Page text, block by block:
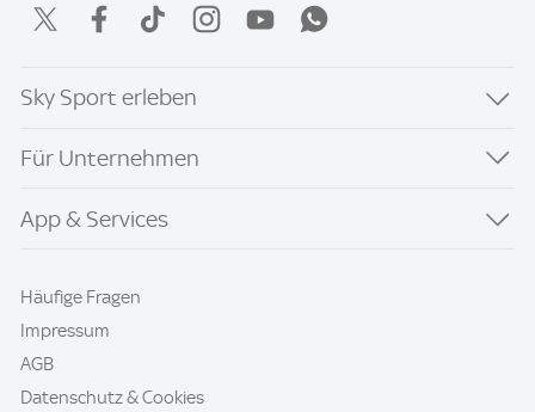
Sky Sport erleben
Für Unternehmen
App & Services
Häufige Fragen
Impressum
AGB
Datenschutz & Cookies